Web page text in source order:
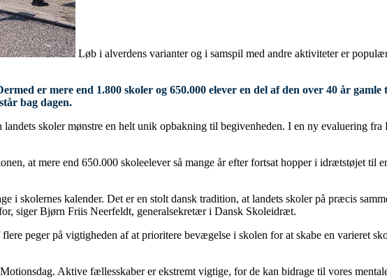
Løb i alverdens varianter og i samspil med andre aktiviteter er
er mere end 1.800 skoler og 650.000 elever en del af den over 40 år
bag dagen.
skoler mønstre en helt unik opbakning til begivenheden. I en ny evaluering
at mere end 650.000 skoleelever så mange år efter fortsat hopper i idrætstøjet til
skolernes kalender. Det er en stolt dansk tradition, at landets skoler på præcis
siger Bjørn Friis Neerfeldt, generalsekretær i Dansk Skoleidræt.
peger på vigtigheden af at prioritere bevægelse i skolen for at skabe en varieret
Aktive fællesskaber er ekstremt vigtige, for de kan bidrage til vores